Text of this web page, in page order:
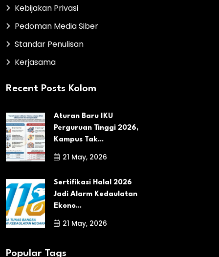
Kebijakan Privasi
Pedoman Media Siber
Standar Penulisan
Kerjasama
Recent Posts Kolom
Aturan Baru IKU
Perguruan Tinggi 2026,
Kampus Tak...
21 May, 2026
Sertifikasi Halal 2026
Jadi Alarm Kedaulatan
Ekono...
21 May, 2026
Popular Tags